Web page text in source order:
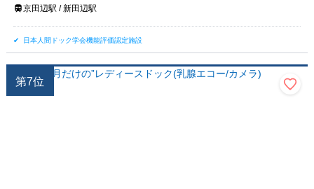
京田辺駅 / 新田辺駅
日本人間ドック学会機能評価認定施設
第7位